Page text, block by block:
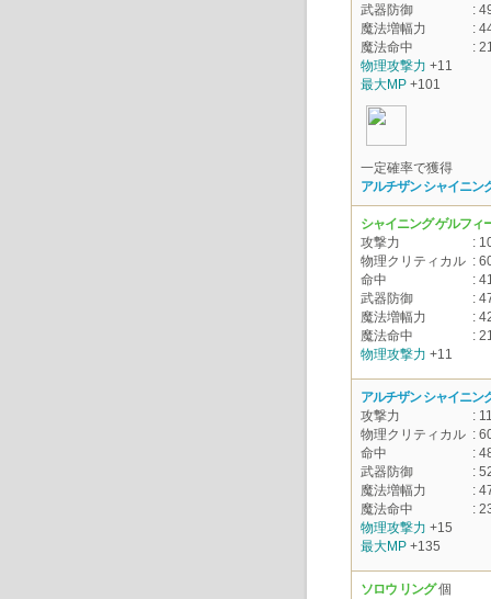
武器防御
:
魔法増幅力
:
魔法命中
:
物理攻撃力 +11
最大MP +101
一定確率で獲得
アルチザン シャイニン
シャイニング ゲルフィ
攻撃力
:
物理クリティカル :
命中
:
武器防御
:
魔法増幅力
:
魔法命中
:
物理攻撃力 +11
アルチザン シャイニン
攻撃力
:
物理クリティカル :
命中
:
武器防御
:
魔法増幅力
:
魔法命中
:
物理攻撃力 +15
最大MP +135
ソロウ リング個